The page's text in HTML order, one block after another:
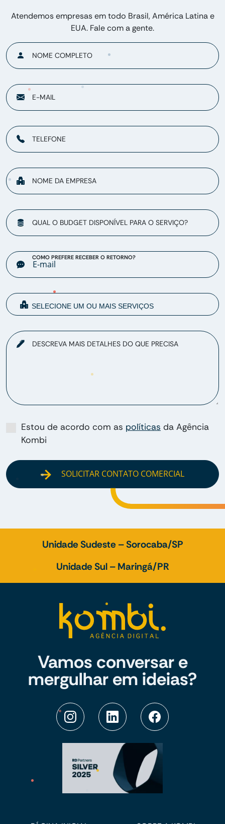
Atendemos empresas em todo Brasil, América Latina e
EUA. Fale com a gente.
NOME COMPLETO
E-MAIL
TELEFONE
NOME DA EMPRESA
QUAL O BUDGET DISPONÍVEL PARA O SERVIÇO?
COMO PREFERE RECEBER O RETORNO?
DESCREVA MAIS DETALHES DO QUE PRECISA
Estou de acordo com as políticas da Agência
Kombi
SOLICITAR CONTATO COMERCIAL
Unidade Sudeste – Sorocaba/SP
Unidade Sul – Maringá/PR
Vamos conversar e
mergulhar em ideias?